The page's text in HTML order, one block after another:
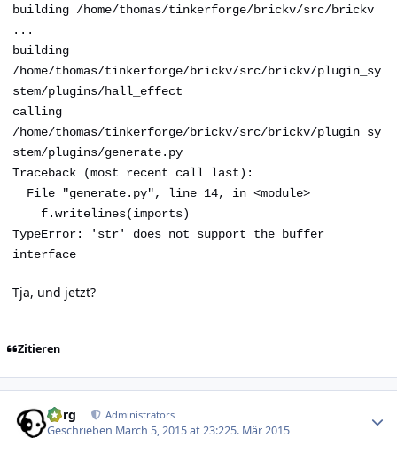
building /home/thomas/tinkerforge/brickv/src/brickv
...
building
/home/thomas/tinkerforge/brickv/src/brickv/plugin_sy
stem/plugins/hall_effect
calling
/home/thomas/tinkerforge/brickv/src/brickv/plugin_sy
stem/plugins/generate.py
Traceback (most recent call last):
File "generate.py", line 14, in <module>
f.writelines(imports)
TypeError: 'str' does not support the buffer
interface
Tja, und jetzt?
Zitieren
borg Administrators
Geschrieben March 5, 2015 at 23:225. Mär 2015